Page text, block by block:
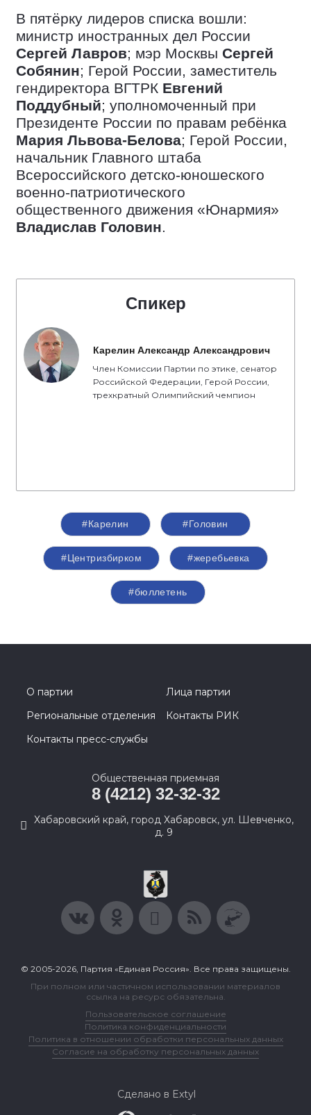
В пятёрку лидеров списка вошли:
министр иностранных дел России
Сергей Лавров; мэр Москвы Сергей
Собянин; Герой России, заместитель
гендиректора ВГТРК Евгений
Поддубный; уполномоченный при
Президенте России по правам ребёнка
Мария Львова-Белова; Герой России,
начальник Главного штаба
Всероссийского детско-юношеского
военно-патриотического
общественного движения «Юнармия»
Владислав Головин.
Спикер
Карелин Александр Александрович
Член Комиссии Партии по этике, сенатор
Российской Федерации, Герой России,
трехкратный Олимпийский чемпион
#Карелин #Головин
#Центризбирком #жеребьевка
#бюллетень
О партии
Лица партии
Региональные отделения
Контакты РИК
Контакты пресс-службы
Общественная приемная
8 (4212) 32-32-32
Хабаровский край, город Хабаровск, ул. Шевченко,
д. 9
© 2005-2026, Партия «Единая Россия». Все права защищены.
При полном или частичном использовании материалов
ссылка на ресурс обязательна.
Пользовательское соглашение
Политика конфиденциальности
Политика в отношении обработки персональных данных
Согласие на обработку персональных данных
Сделано в Extyl